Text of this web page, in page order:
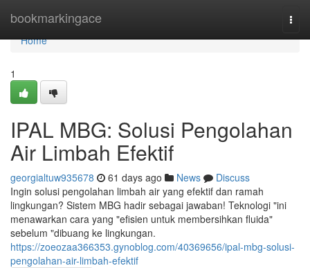
bookmarkingace
Home
Home
1
IPAL MBG: Solusi Pengolahan
Air Limbah Efektif
georgialtuw935678 61 days ago News
Discuss
Ingin solusi pengolahan limbah air yang efektif dan ramah
lingkungan? Sistem MBG hadir sebagai jawaban! Teknologi "ini
menawarkan cara yang "efisien untuk membersihkan fluida"
sebelum "dibuang ke lingkungan.
https://zoeozaa366353.gynoblog.com/40369656/ipal-mbg-solusi-
pengolahan-air-limbah-efektif